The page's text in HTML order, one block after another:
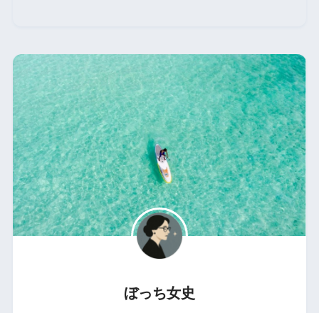
ぼっち女史